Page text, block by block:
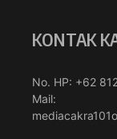
KONTAK
No. HP: +62
Mail: